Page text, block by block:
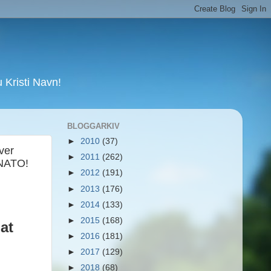
Kristi Navn!
BLOGGARKIV
► 2010 (37)
► 2011 (262)
► 2012 (191)
► 2013 (176)
► 2014 (133)
► 2015 (168)
► 2016 (181)
► 2017 (129)
► 2018 (68)